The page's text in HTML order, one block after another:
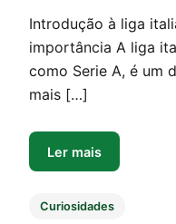
Introdução à liga
importância A liga
como Serie A, é um
mais […]
Ler mais
Curiosidades